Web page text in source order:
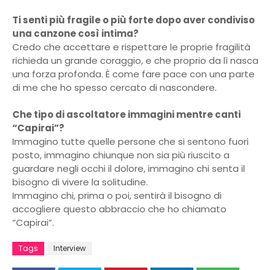
Ti senti più fragile o più forte dopo aver condiviso
una canzone così intima?
Credo che accettare e rispettare le proprie fragilità
richieda un grande coraggio, e che proprio da lì nasca
una forza profonda. È come fare pace con una parte
di me che ho spesso cercato di nascondere.
Che tipo di ascoltatore immagini mentre canti
“Capirai”?
Immagino tutte quelle persone che si sentono fuori
posto, immagino chiunque non sia più riuscito a
guardare negli occhi il dolore, immagino chi senta il
bisogno di vivere la solitudine.
Immagino chi, prima o poi, sentirà il bisogno di
accogliere questo abbraccio che ho chiamato
“Capirai”.
Tags Interview